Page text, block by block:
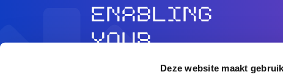
Deze website maakt
ENABLING
YOUR
AMBITION